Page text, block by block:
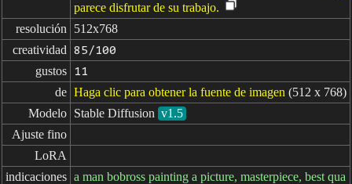
parece disfrutar de su trabajo.
resolución
512x768
creatividad
85/100
gustos 11
de Haga clic para obtener la fuente de imagen (512 x 768)
Modelo Stable Diffusion v1.5
Ajuste fino
LoRA
indicaciones a man bobross painting a picture, masterpiece, best qua